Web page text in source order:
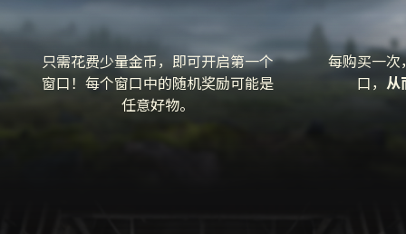
只需花费少量金币，即可开启第一个
窗口！每个窗口中的随机奖励可能是
任意好物。
每购买一
口， 从